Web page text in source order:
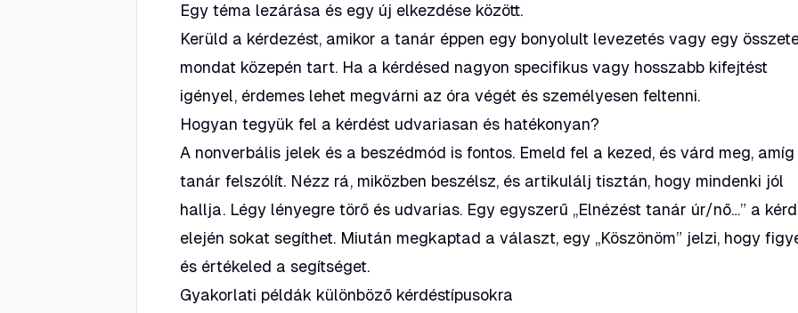
Egy téma lezárása és egy új elkezdése között.
Kerüld a kérdezést, amikor a tanár éppen egy bonyolult levezetés vagy egy
mondat közepén tart. Ha a kérdésed nagyon specifikus vagy hosszabb kifejtést
igényel, érdemes lehet megvárni az óra végét és személyesen feltenni.
Hogyan tegyük fel a kérdést udvariasan és hatékonyan?
A nonverbális jelek és a beszédmód is fontos. Emeld fel a kezed, és várd meg, amíg
tanár felszólít. Nézz rá, miközben beszélsz, és artikulálj tisztán, hogy mindenki jól
hallja. Légy lényegre törő és udvarias. Egy egyszerű „Elnézést tanár úr/nő…” a
elején sokat segíthet. Miután megkaptad a választ, egy „Köszönöm” jelzi, hogy
és értékeled a segítséget.
Gyakorlati példák különböző kérdéstípusokra